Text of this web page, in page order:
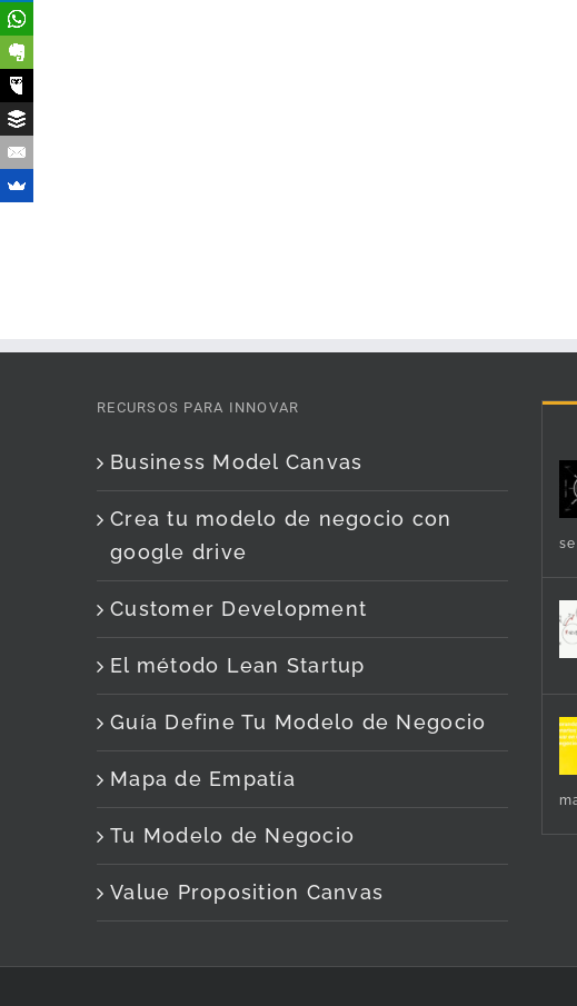
RECURSOS PARA INNOVAR
Business Model Canvas
Crea tu modelo de negocio con
google drive
Customer Development
El método Lean Startup
Guía Define Tu Modelo de Negocio
Mapa de Empatía
Tu Modelo de Negocio
Value Proposition Canvas